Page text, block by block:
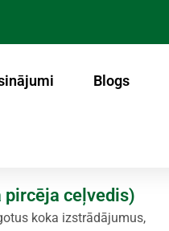
Blogs
pircēja ceļvedis)
koka izstrādājumus,